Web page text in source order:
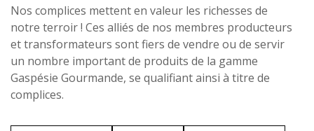
Nos complices mettent en valeur les richesses de
notre terroir ! Ces alliés de nos membres producteurs
et transformateurs sont fiers de vendre ou de servir
un nombre important de produits de la gamme
Gaspésie Gourmande, se qualifiant ainsi à titre de
complices.